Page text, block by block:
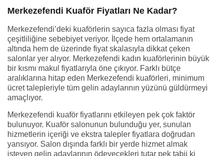
Merkezefendi Kuaför Fiyatları Ne Kadar?
Merkezefendi’deki kuaförlerin sayıca fazla olması fiyat
çeşitliliğine sebebiyet veriyor. İlçede hem ortalamanın
altında hem de üzerinde fiyat skalasıyla dikkat çeken
salonlar yer alıyor. Merkezefendi kadın kuaförlerinin büyük
bir kısmı makul fiyatlarıyla öne çıkıyor. Farklı bütçe
aralıklarına hitap eden Merkezefendi kuaförleri, minimum
ücret talepleriyle tüm gelin adaylarının yüzünü güldürmeyi
amaçlıyor.
Merkezefendi kuaför fiyatlarını etkileyen pek çok faktör
bulunuyor. Kuaför salonunun bulunduğu yer, sunulan
hizmetlerin içeriği ve ekstra talepler fiyatlara doğrudan
yansıyor. Salon dışında farklı bir yerde hizmet almak
isteyen gelin adaylarının ödeyecekleri tutar pek tabii ki